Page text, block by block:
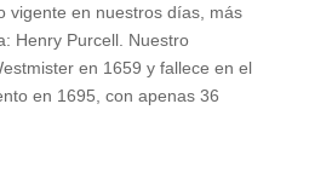
vigente en nuestros días, más
Henry Purcell. Nuestro
en 1659 y fallece en el
en 1695, con apenas 36